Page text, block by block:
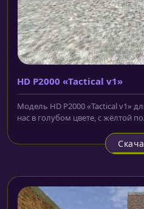
HD P2000 «Tactical v1»
Модель HD P2000 «Tactical v1»
нас в голубом цвете, с жёлтой